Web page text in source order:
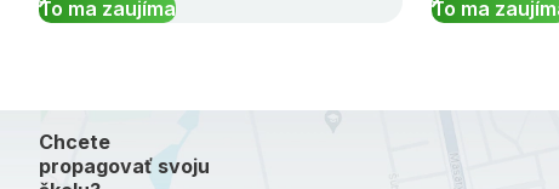
To ma zaujíma
To ma
Chcete
propagovať svoju